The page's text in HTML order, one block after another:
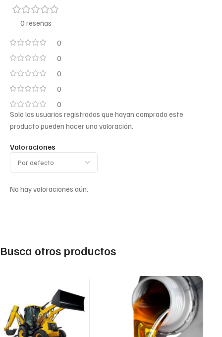
0 reseñas
0
0
0
0
0
Valoraciones
No hay valoraciones aún.
Solo los usuarios registrados que hayan comprado este
producto pueden hacer una valoración.
Busca otros productos